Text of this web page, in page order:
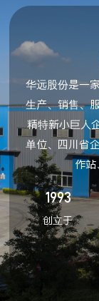
华远股份是一
生产、销售、
精特新小巨人
单位、四川省
作
1993
创立于